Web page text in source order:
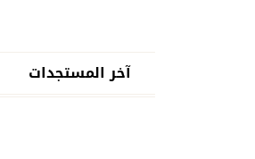
آخر المستجدات